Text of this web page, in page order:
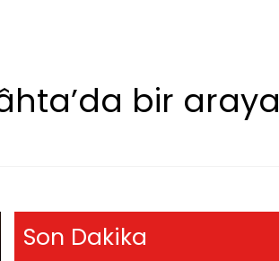
bir araya
Son Dakika